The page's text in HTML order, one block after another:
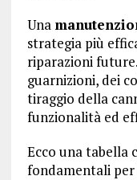
Una
strategia più
riparazioni
guarnizioni, dei
tiraggio della
funzionalità ed
Ecco una tabella
fondamentali